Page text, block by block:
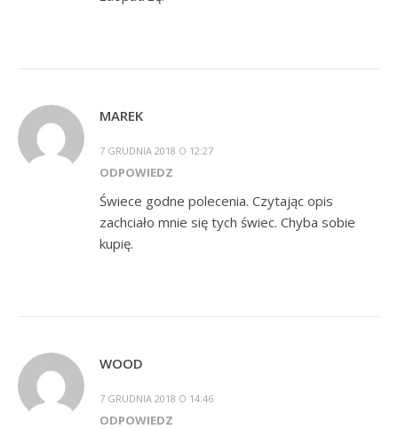
MAREK
7 GRUDNIA 2018 O 12:27
ODPOWIEDZ
Świece godne polecenia. Czytając opis
zachciało mnie się tych świec. Chyba sobie
kupię.
WOOD
7 GRUDNIA 2018 O 14:46
ODPOWIEDZ